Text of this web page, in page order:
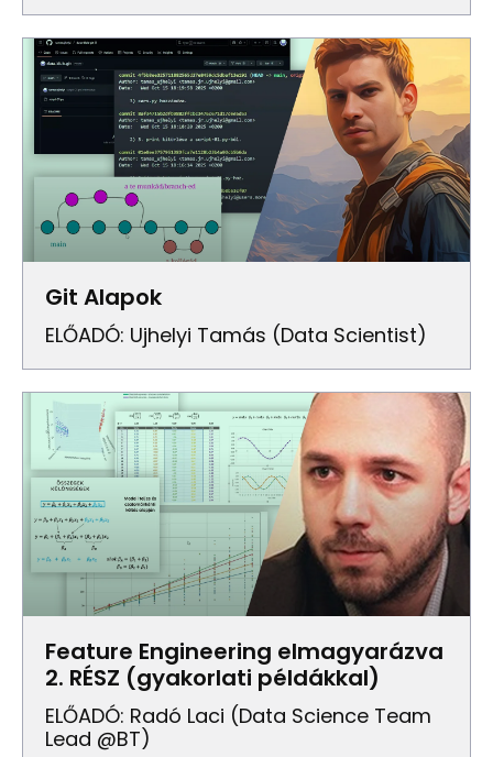
Git Alapok
ELŐADÓ: Ujhelyi Tamás (Data Scientist)
Feature Engineering elmagyarázva
2. RÉSZ (gyakorlati példákkal)
ELŐADÓ: Radó Laci (data Science Team
Lead @BT)